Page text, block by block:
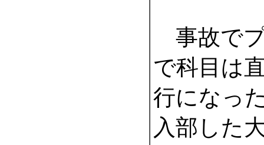
事故で
で科目は
行になっ
入部した